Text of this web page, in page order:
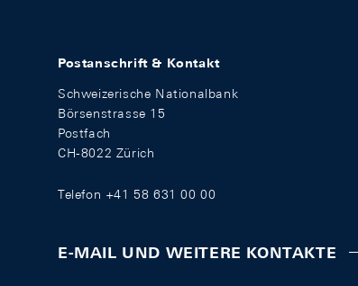
Postanschrift & Kontakt
Schweizerische Nationalbank
Börsenstrasse 15
Postfach
CH-8022 Zürich
Telefon +41 58 631 00 00
E-MAIL UND WEITERE KONTAKTE